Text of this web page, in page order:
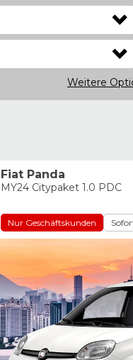
Weitere
Fiat Panda
MY24 Citypaket 1.0 PDC
Nur Geschäftskunden